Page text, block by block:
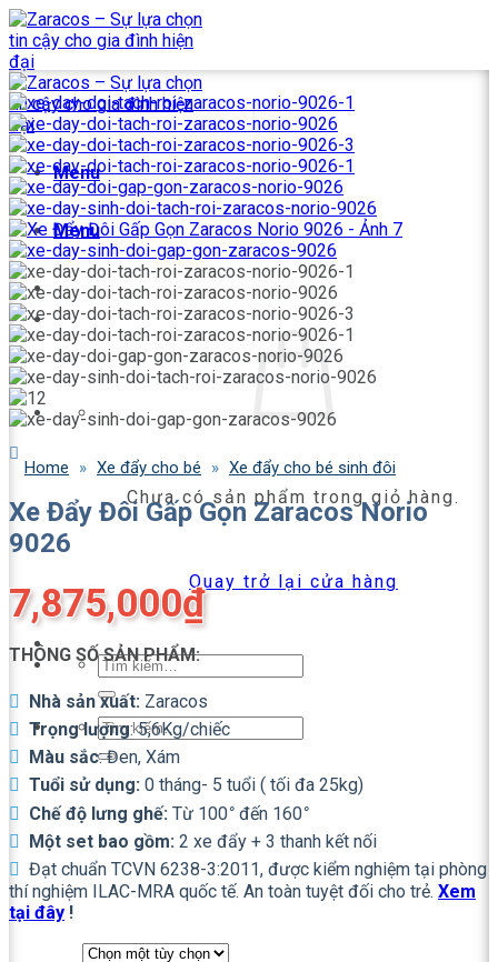
Bỏ
qua
nội
dung
Menu
Menu
Chưa có sản phẩm trong giỏ hàng.
Quay trở lại cửa hàng
Tìm
kiếm:
Tìm
kiếm:
Home » Xe đẩy cho bé » Xe đẩy cho bé sinh đôi
Xe Đẩy Đôi Gấp Gọn Zaracos Norio
9026
7,875,000₫
THÔNG SỐ SẢN PHẨM:
Nhà sản xuất: Zaracos
Trọng lượng: 5,6Kg/chiếc
Màu sắc: Đen, Xám
Tuổi sử dụng: 0 tháng- 5 tuổi ( tối đa 25kg)
Chế độ lưng ghế: Từ 100° đến 160°
Một set bao gồm: 2 xe đẩy + 3 thanh kết nối
Đạt chuẩn TCVN 6238-3:2011, được kiểm nghiệm tại phòng
thí nghiệm ILAC-MRA quốc tế. An toàn tuyệt đối cho trẻ. Xem
tại đây !